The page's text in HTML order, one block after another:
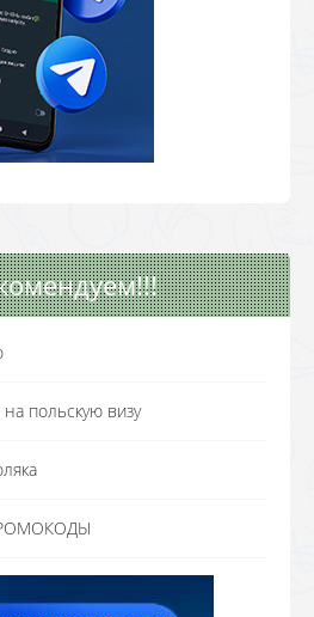
на польскую визу